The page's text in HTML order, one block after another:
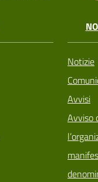
Notizie
Avvisi
Avviso